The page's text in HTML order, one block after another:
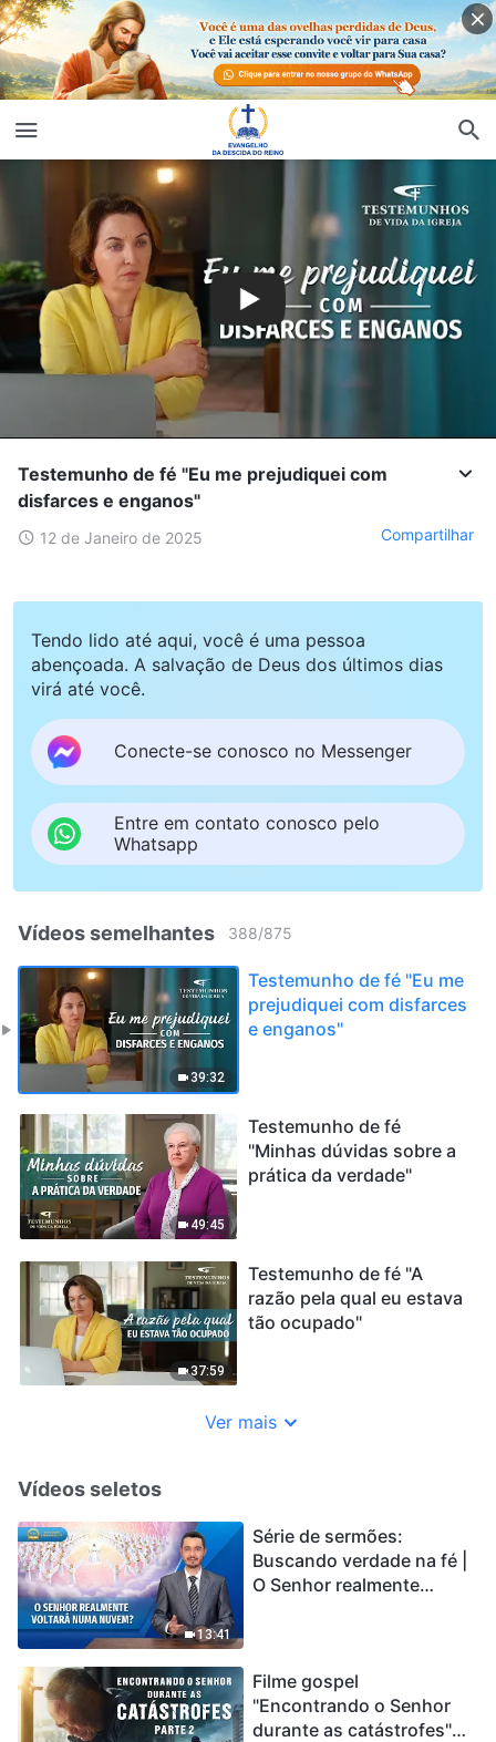
Testemunho de fé "Eu me prejudiquei com
disfarces e enganos"
12 de Janeiro de 2025 Compartilhar
Tendo lido até aqui, você é uma pessoa
abençoada. A salvação de Deus dos últimos dias
virá até você.
Conecte-se conosco no Messenger
Entre em contato conosco pelo
Whatsapp
Vídeos semelhantes 388/875
39:32
Testemunho de fé "Eu me
prejudiquei com disfarces
e enganos"
49:45
Testemunho de fé
"Minhas dúvidas sobre a
prática da verdade"
37:59
Testemunho de fé "A
razão pela qual eu estava
tão ocupado"
Ver mais
Vídeos seletos
13:41
Série de sermões:
Buscando verdade na fé |
O Senhor realmente
Filme gospel
"Encontrando o Senhor
durante as catástrofes"